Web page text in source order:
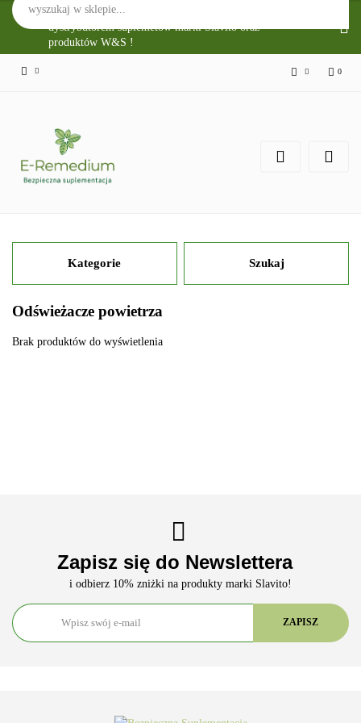
Sklep Internetowy E-Remedium jest głównym
dystrybutorem suplemetów marki Slavito oraz
produktów W&S !
0
Kategorie Szukaj
Odświeżacze powietrza
Brak produktów do wyświetlenia
ARS VITAE NATURA Sp. z o.o.
Zapisz się do Newslettera
i odbierz 10% zniżki na produkty marki Slavito!